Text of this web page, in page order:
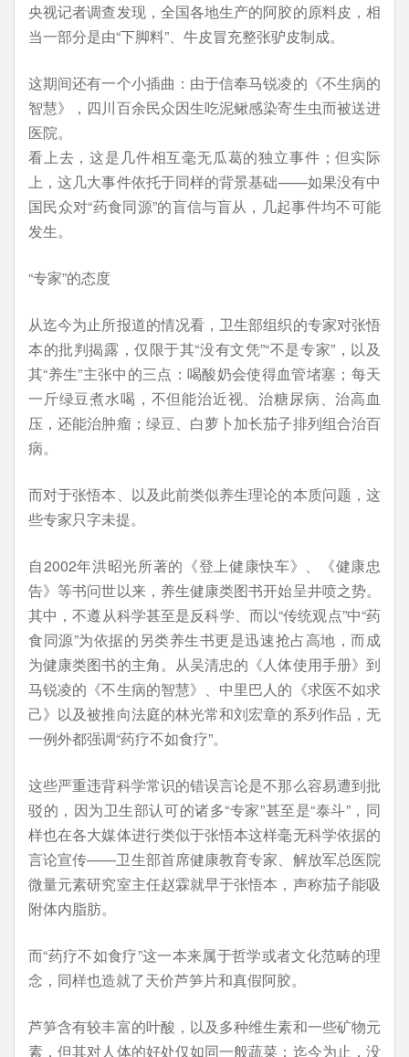
央视记者调查发现，全国各地生产的阿胶的原料皮，相
当一部分是由“下脚料”、牛皮冒充整张驴皮制成。
这期间还有一个小插曲：由于信奉马锐凌的《不生病的
智慧》，四川百余民众因生吃泥鳅感染寄生虫而被送进
医院。
看上去，这是几件相互毫无瓜葛的独立事件；但实际
上，这几大事件依托于同样的背景基础——如果没有中
国民众对“药食同源”的盲信与盲从，几起事件均不可能
发生。
“专家”的态度
从迄今为止所报道的情况看，卫生部组织的专家对张悟
本的批判揭露，仅限于其“没有文凭”“不是专家”，以及
其“养生”主张中的三点：喝酸奶会使得血管堵塞；每天
一斤绿豆煮水喝，不但能治近视、治糖尿病、治高血
压，还能治肿瘤；绿豆、白萝卜加长茄子排列组合治百
病。
而对于张悟本、以及此前类似养生理论的本质问题，这
些专家只字未提。
自2002年洪昭光所著的《登上健康快车》、《健康忠
告》等书问世以来，养生健康类图书开始呈井喷之势。
其中，不遵从科学甚至是反科学、而以“传统观点”中“药
食同源”为依据的另类养生书更是迅速抢占高地，而成
为健康类图书的主角。从吴清忠的《人体使用手册》到
马锐凌的《不生病的智慧》、中里巴人的《求医不如求
己》以及被推向法庭的林光常和刘宏章的系列作品，无
一例外都强调“药疗不如食疗”。
这些严重违背科学常识的错误言论是不那么容易遭到批
驳的，因为卫生部认可的诸多“专家”甚至是“泰斗”，同
样也在各大媒体进行类似于张悟本这样毫无科学依据的
言论宣传——卫生部首席健康教育专家、解放军总医院
微量元素研究室主任赵霖就早于张悟本，声称茄子能吸
附体内脂肪。
而“药疗不如食疗”这一本来属于哲学或者文化范畴的理
念，同样也造就了天价芦笋片和真假阿胶。
芦笋含有较丰富的叶酸，以及多种维生素和一些矿物元
素，但其对人体的好处仅如同一般蔬菜；迄今为止，没